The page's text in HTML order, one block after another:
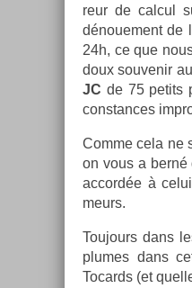
reur de cal­cul
dénoue­ment de
24h, ce que
doux souvenir
JC de 75 petits
constan­ces
Comme cela ne
on vous a
ac­cordée à
meurs.
Toujours dans
plumes dans
Tocards (et